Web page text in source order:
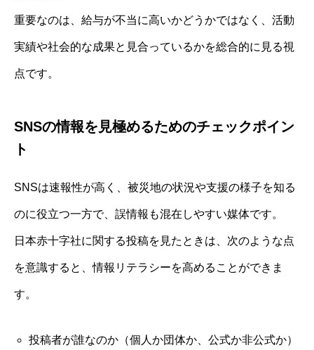
重要なのは、給与が不当に高いかどうかではなく、活動
実績や社会的な成果と見合っているかを総合的に見る視
点です。
SNSの情報を見極めるためのチェックポイン
ト
SNSは速報性が高く、被災地の状況や支援の様子を知る
のに役立つ一方で、誤情報も混在しやすい媒体です。
日本赤十字社に関する投稿を見たときは、次のような点
を意識すると、情報リテラシーを高めることができま
す。
投稿者が誰なのか（個人か団体か、公式か非公式か）